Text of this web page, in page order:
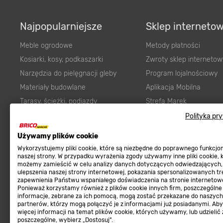
Polityka
Używamy plików cookie
Wykorzystujemy pliki cookie, które są niezbędne do poprawnego
naszej strony. W przypadku wyrażenia zgody używamy inne pliki cookie,
możemy zamieścić w celu analizy danych dotyczących odwiedzających,
ulepszenia naszej strony internetowej, pokazania spersonalizowanych
zapewnienia Państwu wspaniałego doświadczenia na stronie
Ponieważ korzystamy również z plików cookie innych firm, poszczególne
informacje, zebrane za ich pomocą, mogą zostać przekazane do naszych
partnerów, którzy mogą połączyć je z informacjami już posiadanymi.
więcej informacji na temat plików cookie, których używamy, lub udzielić
poszczególne, wybierz „Dostosuj”.
Kosiarki, kosy, podkaszarki
Narzędzia do pielęgnacji gleby
Materiały budowlane
Tarasy, ścieżki, podjazdy
Podłoża i ziemie do ogrodu
Ogród
Farby wewnętrzne białe
Elektryka
Panele
Elektronarzędzia
Płytki
Panele podłogowe
Zwroty sklep internetowy
Program lojalnościowy
Aplikacja Mobilna
Strefa Marek
Zgłoś błąd
zgodności towaru z
Program Brico PRO
Regulaminy
Regulaminy